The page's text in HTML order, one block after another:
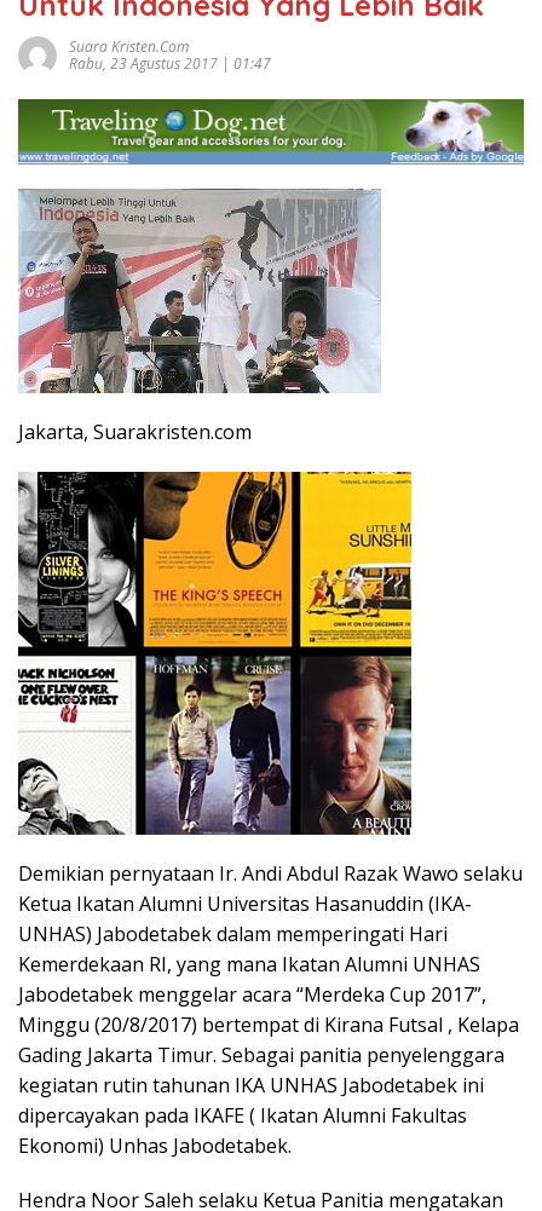
Suara Kristen.com
Rabu, 23 Agustus 2017 | 01:47
Jakarta, Suarakristen.com
Demikian pernyataan Ir. Andi Abdul Razak Wawo selaku
Ketua Ikatan Alumni Universitas Hasanuddin (IKA-
UNHAS) Jabodetabek dalam memperingati Hari
Kemerdekaan RI, yang mana Ikatan Alumni UNHAS
Jabodetabek menggelar acara “Merdeka Cup 2017”,
Minggu (20/8/2017) bertempat di Kirana Futsal , Kelapa
Gading Jakarta Timur. Sebagai panitia penyelenggara
kegiatan rutin tahunan IKA UNHAS Jabodetabek ini
dipercayakan pada IKAFE ( Ikatan Alumni Fakultas
Ekonomi) Unhas Jabodetabek.
Hendra Noor Saleh selaku Ketua Panitia mengatakan